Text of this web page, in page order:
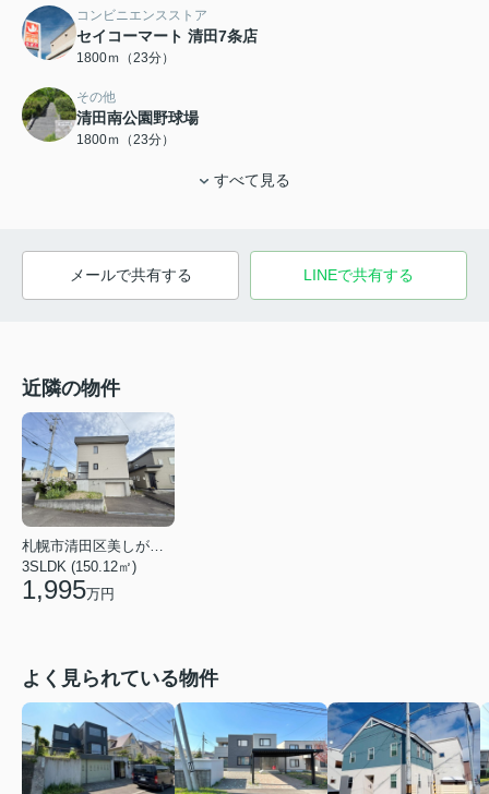
コンビニエンスストア
セイコーマート 清田7条店
1800ｍ（23分）
その他
清田南公園野球場
1800ｍ（23分）
すべて見る
メールで共有する LINEで共有する
近隣の物件
3SLDK (150.12㎡)
1,995万円
よく見られている物件